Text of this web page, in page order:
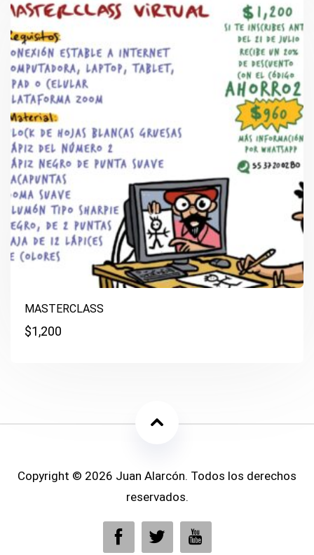
MASTERCLASS
$1,200
Copyright © 2026 Juan Alarcón. Todos los derechos
reservados.